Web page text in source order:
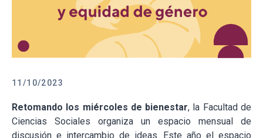
11/10/2023
Retomando los miércoles de bienestar, la Facultad de
Ciencias Sociales organiza un espacio mensual de
discusión e intercambio de ideas. Este año el espacio